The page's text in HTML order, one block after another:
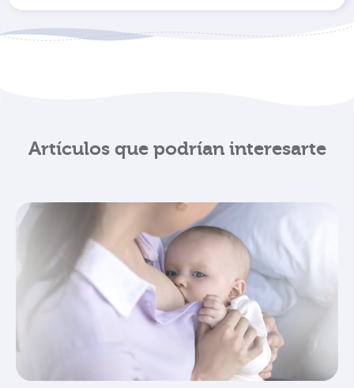
Artículos que podrían interesarte